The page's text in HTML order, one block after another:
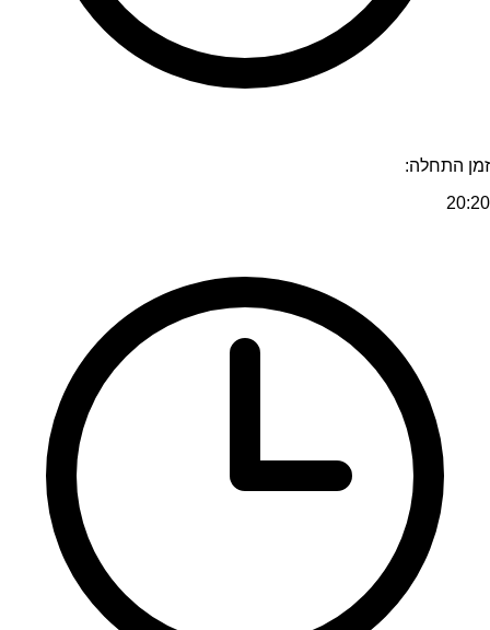
זמן התחלה:
20:20